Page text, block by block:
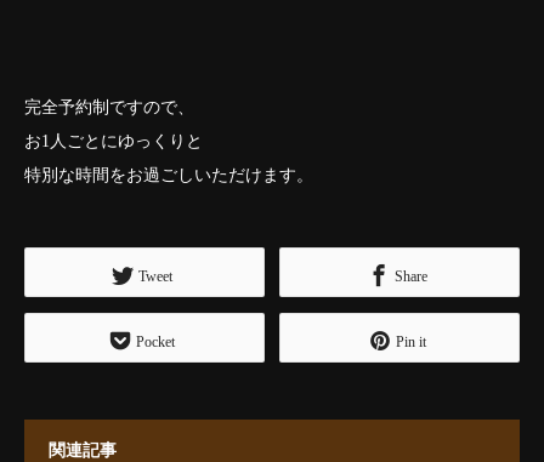
完全予約制ですので、
お1人ごとにゆっくりと
特別な時間をお過ごしいただけます。
Tweet Share
Pocket Pin it
関連記事